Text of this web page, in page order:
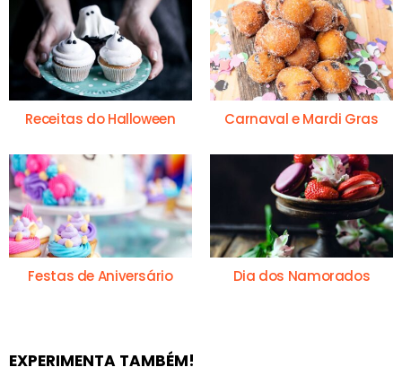
Receitas do Halloween Carnaval e Mardi Gras
Festas de Aniversário Dia dos Namorados
EXPERIMENTA TAMBÉM!